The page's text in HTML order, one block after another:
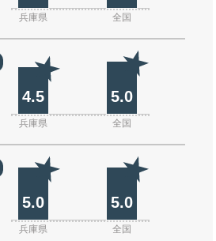
兵庫県 全国
4.5 5.0
兵庫県 全国
5.0 5.0
兵庫県 全国